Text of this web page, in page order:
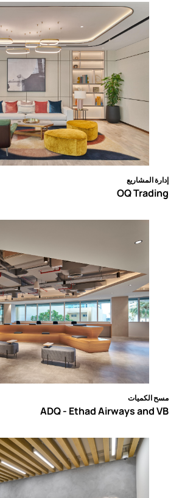
إدارة المشاريع
OQ Trading
مسح الكميات
ADQ - Ethad Airways and VB